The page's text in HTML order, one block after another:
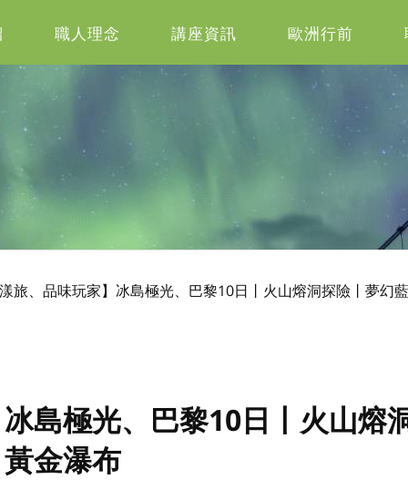
職人理念 講座資訊 歐洲行前
旅、品味玩家】冰島極光、巴黎10日丨火山熔洞探險丨夢幻
島極光、巴黎10日丨火山熔
金瀑布